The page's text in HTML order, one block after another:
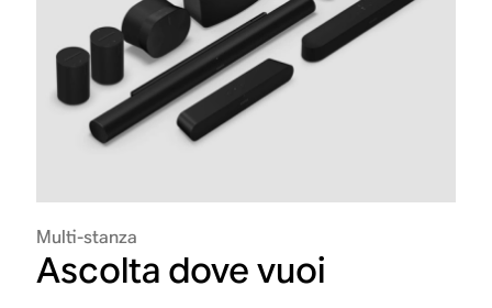
Multi-stanza
Ascolta dove vuoi